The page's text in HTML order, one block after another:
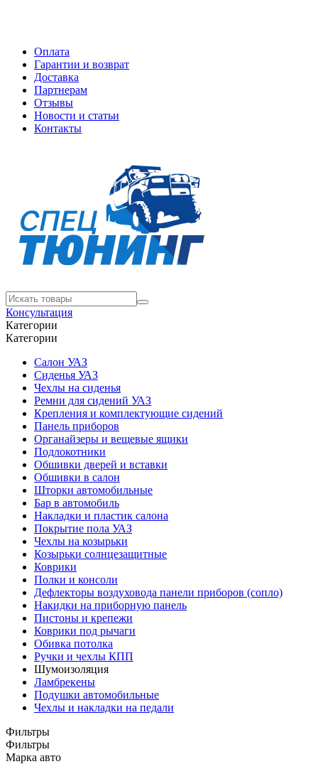
Оплата
Гарантии и возврат
Доставка
Партнерам
Отзывы
Новости и статьи
Контакты
Консультация
Категории
Категории
Салон УАЗ
Сиденья УАЗ
Чехлы на сиденья
Ремни для сидений УАЗ
Крепления и комплектующие сидений
Панель приборов
Органайзеры и вещевые ящики
Подлокотники
Обшивки дверей и вставки
Обшивки в салон
Шторки автомобильные
Бар в автомобиль
Накладки и пластик салона
Покрытие пола УАЗ
Чехлы на козырьки
Козырьки солнцезащитные
Коврики
Полки и консоли
Дефлекторы воздуховода панели приборов (сопло)
Накидки на приборную панель
Пистоны и крепежи
Коврики под рычаги
Обивка потолка
Ручки и чехлы КПП
Шумоизоляция
Ламбрекены
Подушки автомобильные
Чехлы и накладки на педали
Фильтры
Фильтры
Марка авто